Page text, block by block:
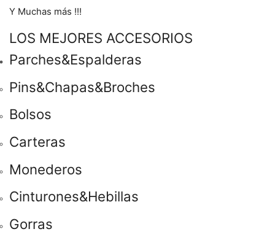
Y Muchas más !!!
LOS MEJORES ACCESORIOS
Parches&Espalderas
Pins&Chapas&Broches
Bolsos
Carteras
Monederos
Cinturones&Hebillas
Gorras